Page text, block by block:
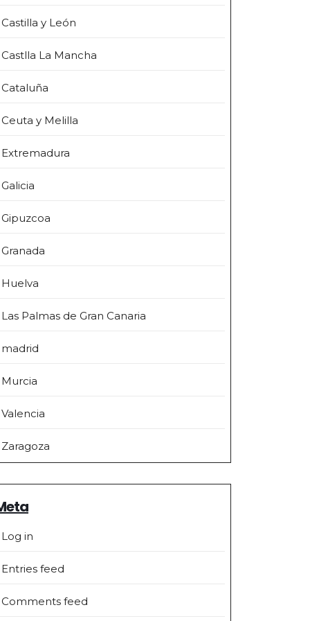
Castilla y León
Castlla La Mancha
Cataluña
Ceuta y Melilla
Extremadura
Galicia
Gipuzcoa
Granada
Huelva
Las Palmas de Gran Canaria
madrid
Murcia
Valencia
Zaragoza
Log in
Entries feed
Comments feed